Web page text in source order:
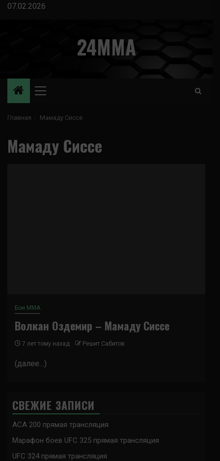
Перейти
07.02.2026
24MMA
Основное
Главная Мамаду Сиссе
Мамаду Сиссе
Бои ММА
Волкан Оздемир – Мамаду Сиссе
7 лет тому назад Решит Сабитов
(далее…)
СВЕЖИЕ ЗАПИСИ
ACA 200 прямая трансляция
Марафон боев UFC 325 прямая трансляция
UFC 324 прямая трансляция